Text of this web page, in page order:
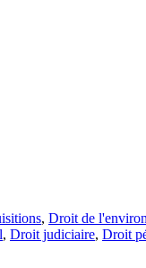
, Droit de
, Droit judiciaire, Droit